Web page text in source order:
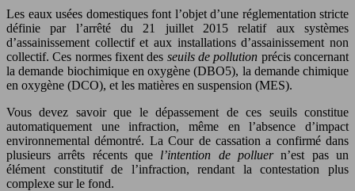
Les eaux usées domestiques font l’objet d’une réglementation stricte
définie par l’arrêté du 21 juillet 2015 relatif aux systèmes
d’assainissement collectif et aux installations d’assainissement non
collectif. Ces normes fixent des seuils de pollution précis concernant
la demande biochimique en oxygène (DBO5), la demande chimique
en oxygène (DCO), et les matières en suspension (MES).
Vous devez savoir que le dépassement de ces seuils constitue
automatiquement une infraction, même en l’absence d’impact
environnemental démontré. La Cour de cassation a confirmé dans
plusieurs arrêts récents que l’intention de polluern’est pas un
élément constitutif de l’infraction, rendant la contestation plus
complexe sur le fond.